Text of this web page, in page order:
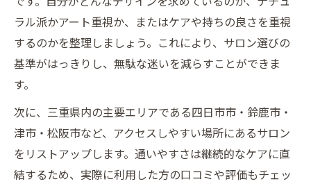
ラル派かアート重視か、またはケアや持ちの良さを重視
するのかを整理しましょう。これにより、サロン選びの
基準がはっきりし、無駄な迷いを減らすことができま
す。
次に、三重県内の主要エリアである四日市市・鈴鹿市・
津市・松阪市など、アクセスしやすい場所にあるサロン
をリストアップします。通いやすさは継続的なケアに直
結するため、実際に利用した方の口コミや評価もチェッ